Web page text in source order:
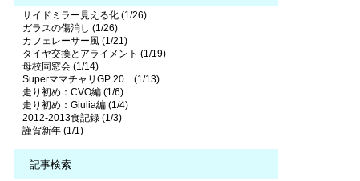
サイドミラー見える化 (1/26)
ガラスの傷消し (1/26)
カフェレーサー風 (1/21)
タイヤ交換とアライメント (1/19)
母校同窓会 (1/14)
SuperママチャリGP 20... (1/13)
走り初め：CVO編 (1/6)
走り初め：Giulia編 (1/4)
2012-2013食記録 (1/3)
謹賀新年 (1/1)
記事検索